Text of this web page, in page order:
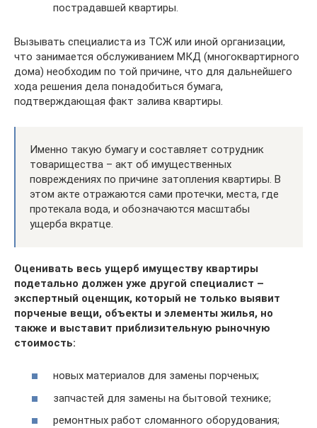
пострадавшей квартиры.
Вызывать специалиста из ТСЖ или иной организации,
что занимается обслуживанием МКД (многоквартирного
дома) необходим по той причине, что для дальнейшего
хода решения дела понадобиться бумага,
подтверждающая факт залива квартиры.
Именно такую бумагу и составляет сотрудник
товарищества – акт об имущественных
повреждениях по причине затопления квартиры. В
этом акте отражаются сами протечки, места, где
протекала вода, и обозначаются масштабы
ущерба вкратце.
Оценивать весь ущерб имуществу квартиры
подетально должен уже другой специалист –
экспертный оценщик, который не только выявит
порченые вещи, объекты и элементы жилья, но
также и выставит приблизительную рыночную
стоимость:
новых материалов для замены порченых;
запчастей для замены на бытовой технике;
ремонтных работ сломанного оборудования;